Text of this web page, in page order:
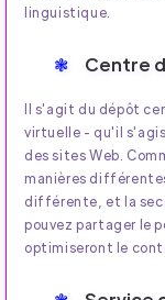
linguistique.
Centre
Il s'agit du dépôt
virtuelle - qu'il
des sites Web.
manières
différente, et la
pouvez partager le
optimiseront le